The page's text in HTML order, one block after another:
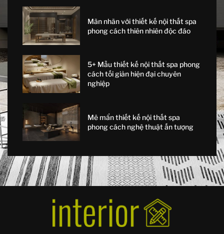
Mãn nhãn với thiết kế nội thất spa
phong cách thiên nhiên độc đáo
5+ Mẫu thiết kế nội thất spa phong
cách tối giản hiện đại chuyên
nghiệp
Mê mẩn thiết kế nội thất spa
phong cách nghệ thuật ấn tượng